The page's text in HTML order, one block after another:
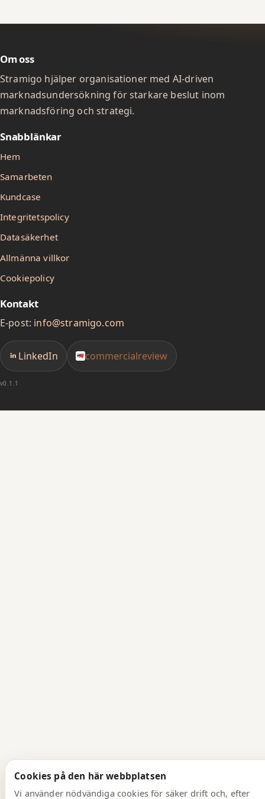
9
0
1
2
3
4
5
6
7
8
9
9
0
1
2
3
5
6
7
8
9
2
4
5
6
8
9
0
1
2
4
5
6
8
Cookies på den här webbplatsen
Vi använder nödvändiga cookies för säker drift och, efter
Om oss
Stramigo hjälper organisationer med AI-driven
marknadsundersökning för starkare beslut inom
marknadsföring och strategi.
Snabblänkar
Hem
Samarbeten
Kundcase
Integritetspolicy
Datasäkerhet
Allmänna villkor
Cookiepolicy
Kontakt
E-post: info@stramigo.com
LinkedIn commercialreview
v0.1.1